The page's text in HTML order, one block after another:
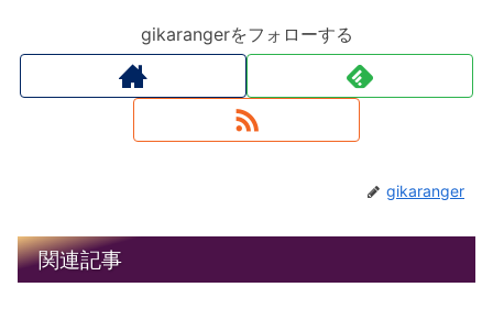
gikarangerをフォローする
gikaranger
関連記事